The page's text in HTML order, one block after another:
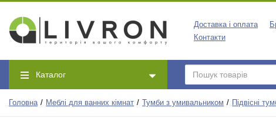
Доставка і оплата
Контакти
Каталог
Головна Меблі для ванних кімнат Тумби з умивальником Підвісні